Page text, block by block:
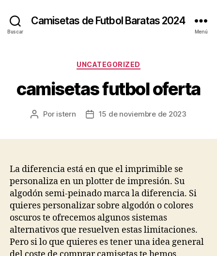
Buscar
Camisetas de Futbol Baratas 2024
Menú
Categorías
UNCATEGORIZED
camisetas futbol oferta
Autor
Por istern
Fecha15 de noviembre de 2023
La diferencia está en que el imprimible se
personaliza en un plotter de impresión. Su
algodón semi-peinado marca la diferencia. Si
quieres personalizar sobre algodón o colores
oscuros te ofrecemos algunos sistemas
alternativos que resuelven estas limitaciones.
Pero si lo que quieres es tener una idea general